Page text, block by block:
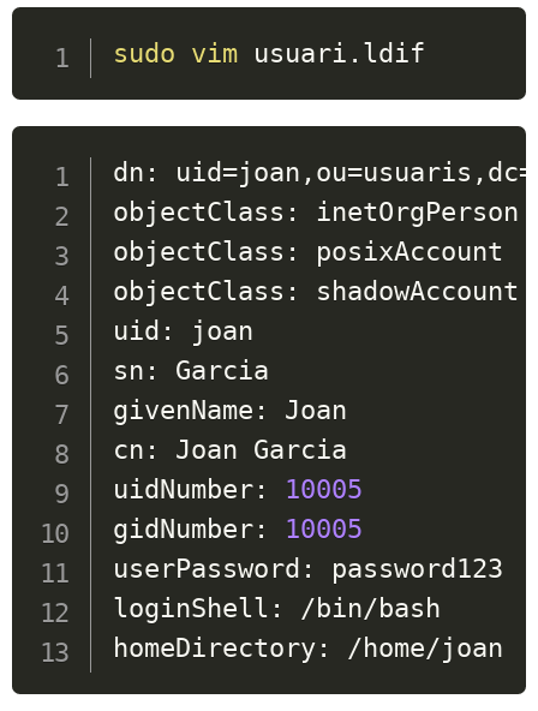
sudo vim usuari.ldif
dn: uid=joan,ou=usuaris,dc=
objectClass: inetOrgPerson
objectClass: posixAccount
objectClass: shadowAccount
uid: joan
sn: Garcia
givenName: Joan
cn: Joan Garcia
uidNumber: 10005
gidNumber: 10005
userPassword: password123
loginShell: /bin/bash
homeDirectory: /home/joan